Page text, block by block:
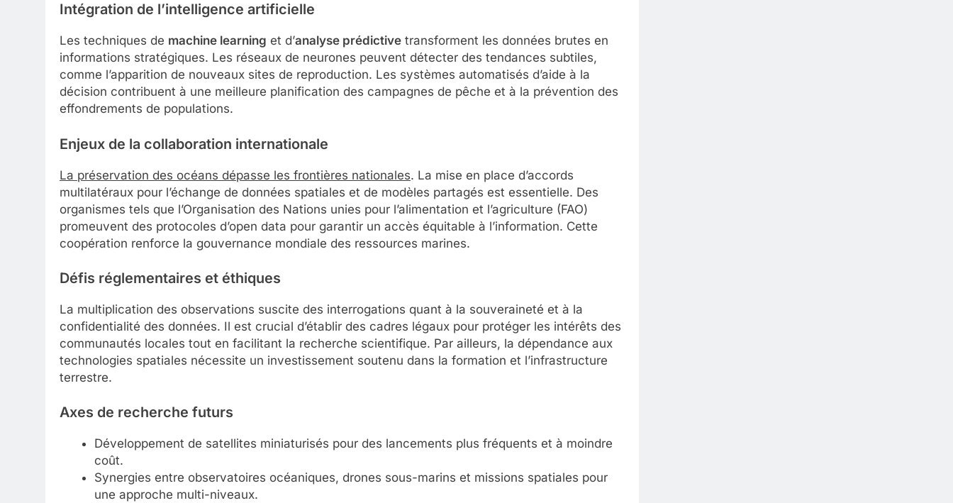
Intégration de l’intelligence artificielle
Les techniques de machine learning et d’analyse prédictive transforment les données brutes en
informations stratégiques. Les réseaux de neurones peuvent détecter des tendances subtiles,
comme l’apparition de nouveaux sites de reproduction. Les systèmes automatisés d’aide à la
décision contribuent à une meilleure planification des campagnes de pêche et à la prévention des
effondrements de populations.
Enjeux de la collaboration internationale
La préservation des océans dépasse les frontières nationales. La mise en place d’accords
multilatéraux pour l’échange de données spatiales et de modèles partagés est essentielle. Des
organismes tels que l’Organisation des Nations unies pour l’alimentation et l’agriculture (FAO)
promeuvent des protocoles d’open data pour garantir un accès équitable à l’information. Cette
coopération renforce la gouvernance mondiale des ressources marines.
Défis réglementaires et éthiques
La multiplication des observations suscite des interrogations quant à la souveraineté et à la
confidentialité des données. Il est crucial d’établir des cadres légaux pour protéger les intérêts des
communautés locales tout en facilitant la recherche scientifique. Par ailleurs, la dépendance aux
technologies spatiales nécessite un investissement soutenu dans la formation et l’infrastructure
terrestre.
Axes de recherche futurs
Développement de satellites miniaturisés pour des lancements plus fréquents et à moindre
coût.
Synergies entre observatoires océaniques, drones sous-marins et missions spatiales pour
une approche multi-niveaux.